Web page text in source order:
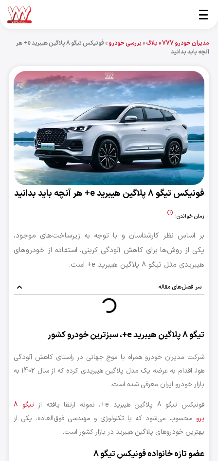
مدیران خودرو 777 » بلاگ» بررسی خودرو»
فونیکس تیگو 8 پلاگین هیبرید e+ هر
آنچه باید بدانید
فونیکس تیگو 8 پلاگین هیبرید e+ هر آنچه باید بدانید
زمان خواندن:
بر اساس نظر کارشناسان و با توجه به زیرساخت‌های موجود،
یکی از روش‌ها برای کاهش آلودگی کربنی، استفاده از خودروهای
هیبریدی مثل تیگو 8 پلاگین هیبرید e+ است.
سر فصل‌های مقاله
تیگو 8 پلاگین هیبرید e+، سبزترین خودرو کشور
شرکت مدیران خودرو همراه با موج جهانی در راستای کاهش آلودگی
هوا، اقدام به عرضه یک مدل پلاگین هیبریدی کرده که از سال 1402 به
بازار خودرو ایران معرفی شده است.
فونیکس تیگو 8 پلاگین هیبرید e+، نمونه ارتقا یافته از
تیگو 8
پرو محسوب می‌شود که با تکنولوژی و مهندسی فوق‌العاده، یکی از
بهترین خودروهای پلاگین هیبرید در بازار کشور است.
عضو تازه خانواده فونیکس تیگو 8